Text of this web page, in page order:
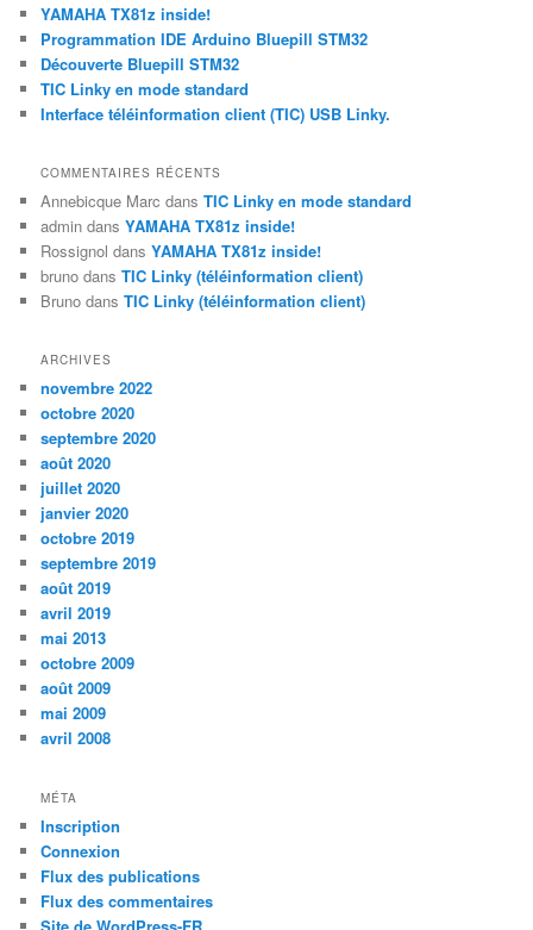
YAMAHA TX81z inside!
Programmation IDE Arduino Bluepill STM32
Découverte Bluepill STM32
TIC Linky en mode standard
Interface téléinformation client (TIC) USB Linky.
COMMENTAIRES RÉCENTS
Annebicque Marc dansTIC Linky en mode standard
admin dansYAMAHA TX81z inside!
Rossignol dansYAMAHA TX81z inside!
bruno dansTIC Linky (téléinformation client)
Bruno dansTIC Linky (téléinformation client)
ARCHIVES
novembre 2022
octobre 2020
septembre 2020
août 2020
juillet 2020
janvier 2020
octobre 2019
septembre 2019
août 2019
avril 2019
mai 2013
octobre 2009
août 2009
mai 2009
avril 2008
MÉTA
Inscription
Connexion
Flux des publications
Flux des commentaires